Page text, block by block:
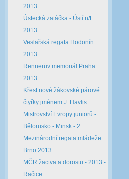
2013
Ústecká zatáčka - Ústí n/L
2013
Veslařská regata Hodonín
2013
Rennerův memoriál Praha
2013
Křest nové žákovské párové
čtyřky jménem J. Havlis
Mistrovství Evropy juniorů -
Bělorusko - Minsk - 2
Mezinárodní regata mládeže
Brno 2013
MČR žactva a dorostu - 2013 -
Račice